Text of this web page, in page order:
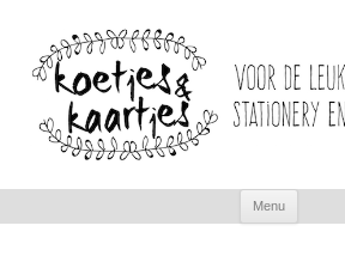
Menu
inhoud